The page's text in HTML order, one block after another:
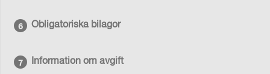
Obligatoriska bilagor
Information om avgift